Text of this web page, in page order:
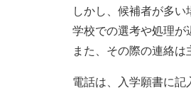
しかし、候補者が多い
学校での選考や処理が
また、その際の連絡は
電話は、入学願書に